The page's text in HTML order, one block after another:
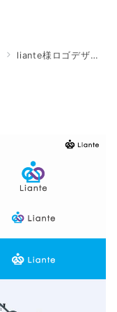
liante様ロゴデザイン